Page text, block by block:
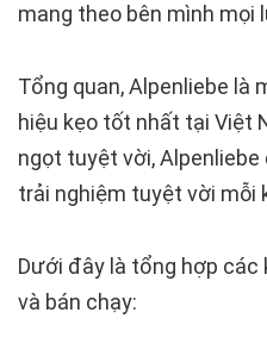
mang theo bên mình mọi
Tổng quan, Alpenliebe
hiệu kẹo tốt nhất tại Việt
ngọt tuyệt vời,
trải nghiệm tuyệt vời mỗi
Dưới đây là tổng hợp các
và bán chạy: